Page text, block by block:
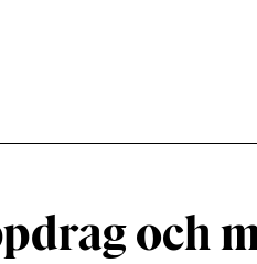
och